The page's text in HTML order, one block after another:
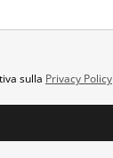
sulla Privacy Policy